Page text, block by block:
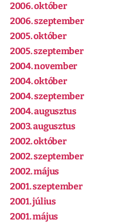
2006. október
2006. szeptember
2005. október
2005. szeptember
2004. november
2004. október
2004. szeptember
2004. augusztus
2003. augusztus
2002. október
2002. szeptember
2002. május
2001. szeptember
2001. július
2001. május